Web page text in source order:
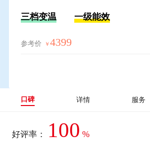
三档变温 一级能效
参考价 ￥4399
口碑 详情 服务
好评率： 100 %